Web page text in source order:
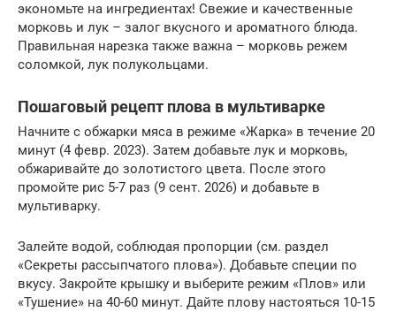
экономьте на ингредиентах! Свежие и качественные
морковь и лук – залог вкусного и ароматного блюда.
Правильная нарезка также важна – морковь режем
соломкой, лук полукольцами.
Пошаговый рецепт плова в мультиварке
Начните с обжарки мяса в режиме «Жарка» в течение 20
минут (4 февр. 2023). Затем добавьте лук и морковь,
обжаривайте до золотистого цвета. После этого
промойте рис 5-7 раз (9 сент. 2026) и добавьте в
мультиварку.
Залейте водой, соблюдая пропорции (см. раздел
«Секреты рассыпчатого плова»). Добавьте специи по
вкусу. Закройте крышку и выберите режим «Плов» или
«Тушение» на 40-60 минут. Дайте плову настояться 10-15